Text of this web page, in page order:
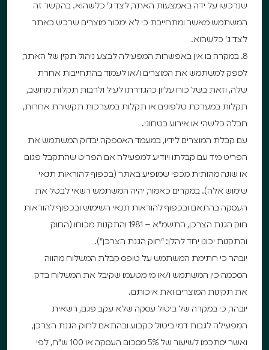
שנרכשו על ידה באמצעות האתר, לצד ג’ כלשהוא. בהקשר זה
המשתמש מאשר ומתחייבת כי לא ימכור מוצרים שרכש באתר
לצד ג’ כלשהוא.
8. במקרה בו אין באפשרות המפעילה לבצע ניהול תקין של האתר,
לספק למשתמש את המוצרים ו/או לעמוד בהתחייבות אחרת
שלה, וזאת בשל כוח עליון כהגדרתו לעיל ולרבות תקלות מחשב,
תקלות במערכת טלפונים או תקלות במערכות תקשורת אחרות,
חבלה כלשהי או אירוע בטחוני.
עם קבלת המוצרים לידיו, במעמד האספקה יבדוק המשתמש את
הפריט מיד עם קבלתו ויודיע למפעילה אם הפריט שהתקבל פגום
או שונה מהותית מכפי שמופיע באתר (בכפוף להוראות תנאי
שימוש אלה). במקרים כאמור, יהיה המשתמש רשאי לבטל את
העסקה בהתאם ובכפוף להוראות תנאי השימוש ובכפוף להוראות
חוק הגנת הצרכן, התשמ”א – 1981 והתקנות מכוחו (החוק
והתקנות יכונו יחד להלן: “חוק הגנת הצרכן”).
יובהר כי חתימת המשתמש על טופס קבלת המשלוח מהווה
הסכמה כין המשתמש ו/או מי מטעמו שקיבל את המשלוח בדק
את תקינות המוצרים ואת איכותם.
יובהר, כי במקרה של ביטול עסקה שלא עקב פגם, רשאית
המפעילה לגבות דמי ביטול כקבוע ובהתאם לחוק הגנת הצרכן,
ואשר יסתכמו לשיעור של 5% מסכום העסקה או 100 ש”ח, לפי